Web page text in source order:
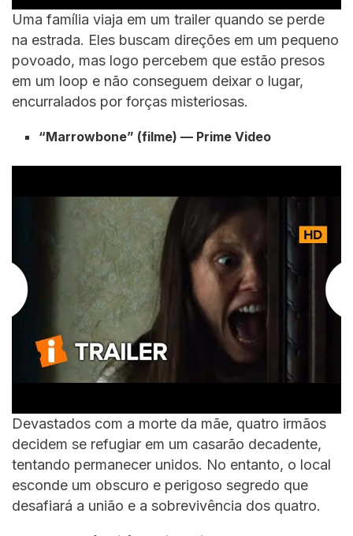
Uma família viaja em um trailer quando se perde
na estrada. Eles buscam direções em um pequeno
povoado, mas logo percebem que estão presos
em um loop e não conseguem deixar o lugar,
encurralados por forças misteriosas.
“Marrowbone” (filme) — Prime Video
Devastados com a morte da mãe, quatro irmãos
decidem se refugiar em um casarão decadente,
tentando permanecer unidos. No entanto, o local
esconde um obscuro e perigoso segredo que
desafiará a união e a sobrevivência dos quatro.